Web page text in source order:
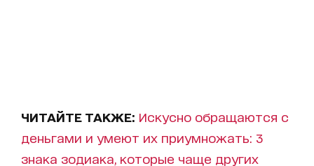
ЧИТАЙТЕ ТАКЖЕ: Искусно обращаются с
деньгами и умеют их приумножать: 3
знака зодиака, которые чаще других